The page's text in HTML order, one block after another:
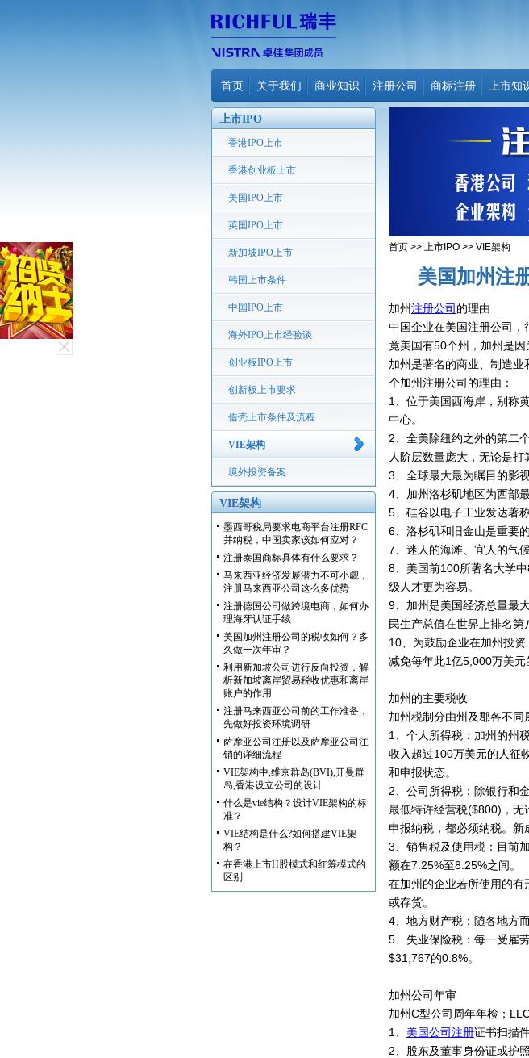
首页 关于我们 商业知识 注册公司 商标注册 上市知
上市IPO
香港IPO上市
香港创业板上市
美国IPO上市
英国IPO上市
新加坡IPO上市
韩国上市条件
中国IPO上市
海外IPO上市经验谈
创业板IPO上市
创新板上市要求
借壳上市条件及流程
VIE架构
境外投资备案
VIE架构
墨西哥税局要求电商平台注册RFC
并纳税，中国卖家该如何应对？
注册泰国商标具体有什么要求？
马来西亚经济发展潜力不可小觑，
注册马来西亚公司这么多优势
注册德国公司做跨境电商，如何办
理海牙认证手续
美国加州注册公司的税收如何？多
久做一次年审？
利用新加坡公司进行反向投资，解
析新加坡离岸贸易税收优惠和离岸
账户的作用
注册马来西亚公司前的工作准备，
先做好投资环境调研
萨摩亚公司注册以及萨摩亚公司注
销的详细流程
VIE架构中,维京群岛(BVI),开曼群
岛,香港设立公司的设计
什么是vie结构？设计VIE架构的标
准？
VIE结构是什么?如何搭建VIE架
构？
在香港上市H股模式和红筹模式的
区别
首页 >> 上市IPO >> VIE架构
美国加州注
加州注册公司 的理由
中国企业在美国注册公司
竟美国有50个州，加州是
加州是著名的商业、制造
个加州注册公司的理由：
1、位于美国西海岸，别称
中心。
2、全美除纽约之外的第二
人阶层数量庞大，无论是打
3、全球最大最为瞩目的影
4、加州洛杉矶地区为西部
5、硅谷以电子工业发达著
6、洛杉矶和旧金山是重要
7、迷人的海滩、宜人的气
8、美国前100所著名大学
级人才更为容易。
9、加州是美国经济总量最
民生产总值在世界上排名第
10、为鼓励企业在加州投
减免每年此1亿5,000万美元
加州的主要税收
加州税制分由州及郡各不同
1、个人所得税：加州的州
收入超过100万美元的人征
和申报状态。
2、公司所得税：除银行和
最低特许经营税($800)，无
申报纳税，都必须纳税。新
3、销售税及使用税：目前
额在7.25%至8.25%之间。
在加州的企业若所使用的
或存货。
4、地方财产税：随各地方
5、失业保险税：每一受雇
$31,767的0.8%。
加州公司年审
加州C型公司周年年检；
1、 美国公司注册证书扫描件
2、股东及董事身份证或护